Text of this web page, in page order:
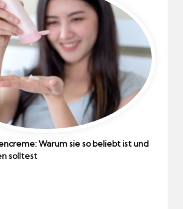
Warum sie so beliebt ist und
solltest